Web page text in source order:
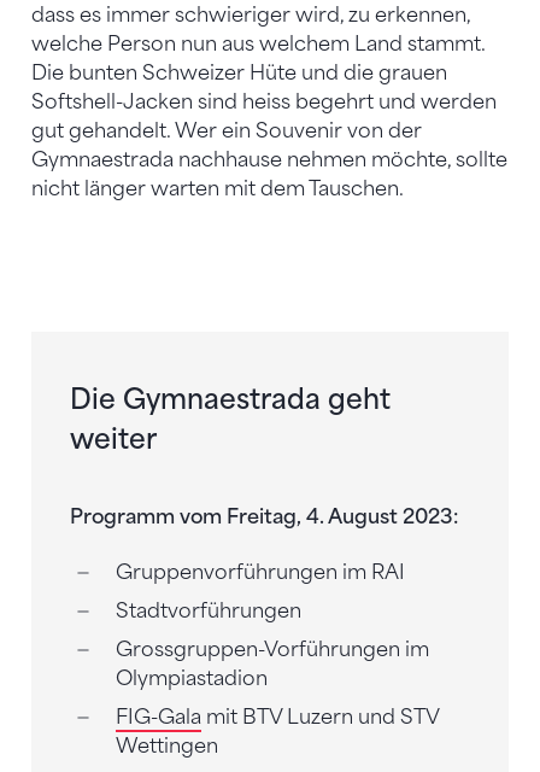
dass es immer schwieriger wird, zu erkennen,
welche Person nun aus welchem Land stammt.
Die bunten Schweizer Hüte und die grauen
Softshell-Jacken sind heiss begehrt und werden
gut gehandelt. Wer ein Souvenir von der
Gymnaestrada nachhause nehmen möchte, sollte
nicht länger warten mit dem Tauschen.
Die Gymnaestrada geht
weiter
Programm vom Freitag, 4. August 2023:
Gruppenvorführungen im RAI
Stadtvorführungen
Grossgruppen-Vorführungen im
Olympiastadion
FIG-Galamit BTV Luzern und STV
Wettingen